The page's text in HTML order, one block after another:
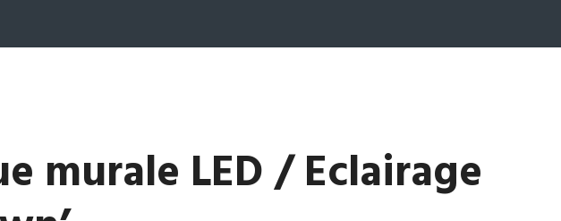
murale LED / Eclairage